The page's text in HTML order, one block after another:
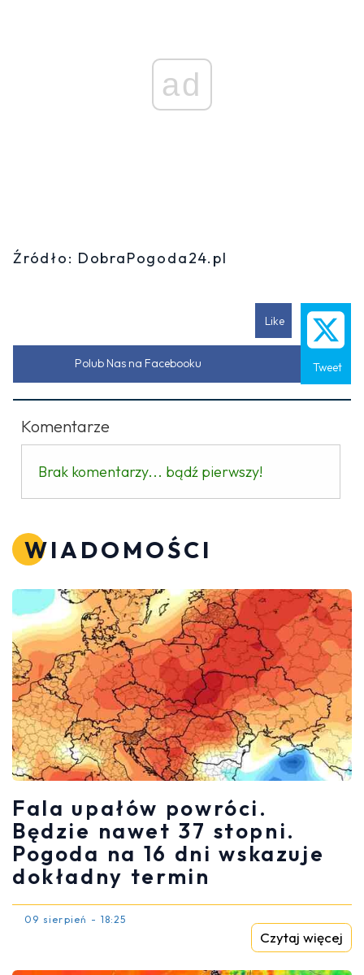
ad
Źródło: DobraPogoda24.pl
Like
Tweet
Polub Nas na Facebooku
Komentarze
Brak komentarzy... bądź pierwszy!
WIADOMOŚCI
Fala upałów powróci.
Będzie nawet 37 stopni.
Pogoda na 16 dni wskazuje
dokładny termin
09 sierpień - 18:25
Czytaj więcej